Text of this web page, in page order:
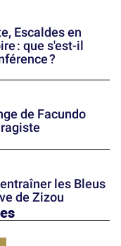
Escaldes en
: que s'est-il
?
de Facundo
les Bleus
de Zizou